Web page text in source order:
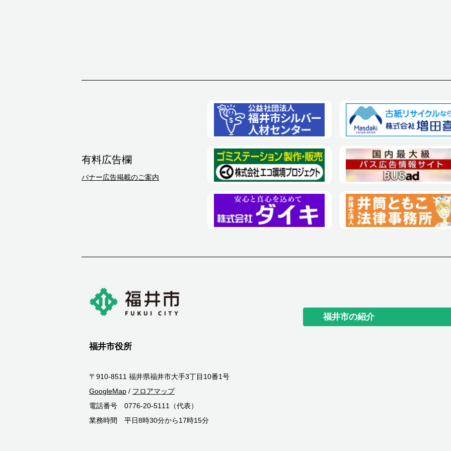
有料広告欄
バナー広告掲載のご案内
福井市役所
〒910-8511 福井県福井市大手3丁目10番1号
GoogleMap / フロアマップ
電話番号 0776-20-5111（代表）
業務時間 平日8時30分から17時15分
福井市の紹介